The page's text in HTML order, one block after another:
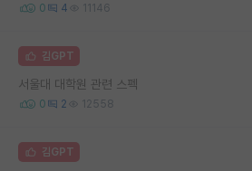
0 4 11146
김GPT
서울대 대학원 관련 스펙
0 2 12558
김GPT